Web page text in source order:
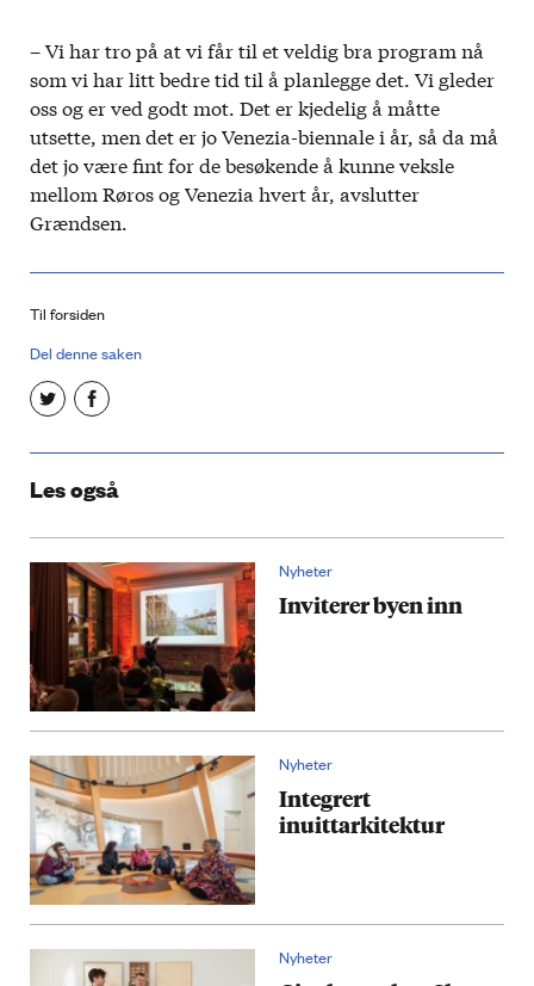
– Vi har tro på at vi får til et veldig bra program nå
som vi har litt bedre tid til å planlegge det. Vi gleder
oss og er ved godt mot. Det er kjedelig å måtte
utsette, men det er jo Venezia-biennale i år, så da må
det jo være fint for de besøkende å kunne veksle
mellom Røros og Venezia hvert år, avslutter
Grændsen.
Til forsiden
Del denne saken
Les også
Nyheter
Inviterer byen inn
Nyheter
Integrert
inuittarkitektur
Nyheter